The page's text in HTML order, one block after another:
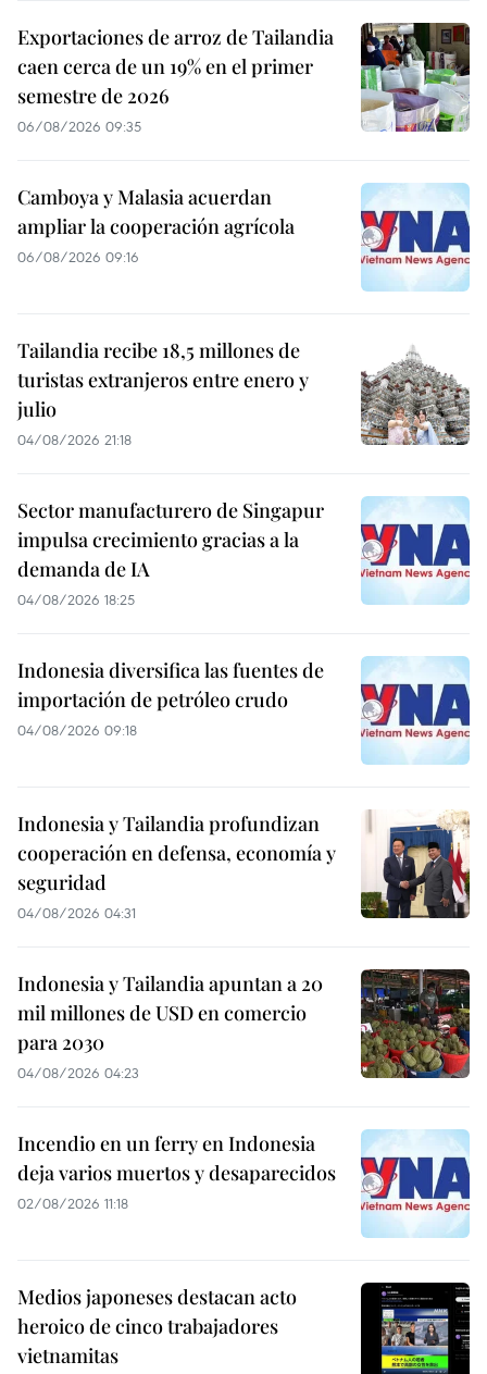
Exportaciones de arroz de Tailandia
caen cerca de un 19% en el primer
semestre de 2026
06/08/2026 09:35
Camboya y Malasia acuerdan
ampliar la cooperación agrícola
06/08/2026 09:16
Tailandia recibe 18,5 millones de
turistas extranjeros entre enero y
julio
04/08/2026 21:18
Sector manufacturero de Singapur
impulsa crecimiento gracias a la
demanda de IA
04/08/2026 18:25
Indonesia diversifica las fuentes de
importación de petróleo crudo
04/08/2026 09:18
Indonesia y Tailandia profundizan
cooperación en defensa, economía y
seguridad
04/08/2026 04:31
Indonesia y Tailandia apuntan a 20
mil millones de USD en comercio
para 2030
04/08/2026 04:23
Incendio en un ferry en Indonesia
deja varios muertos y desaparecidos
02/08/2026 11:18
Medios japoneses destacan acto
heroico de cinco trabajadores
vietnamitas